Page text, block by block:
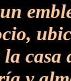
casa